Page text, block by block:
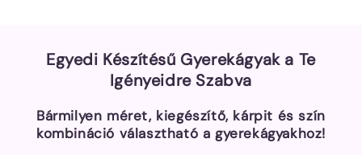
Egyedi Készítésű Gyerekágyak a Te
Igényeidre Szabva
Bármilyen méret, kiegészítő, kárpit és szín
kombináció választható a gyerekágyakhoz!